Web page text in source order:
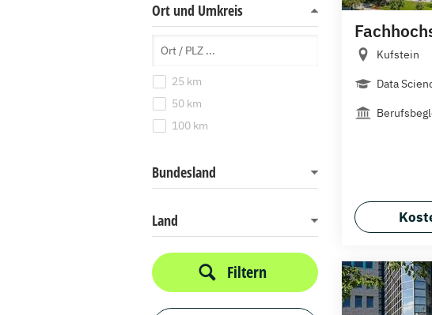
Ort und Umkreis
25 km
50 km
100 km
Bundesland
Land
Filtern
Kufstein
Data